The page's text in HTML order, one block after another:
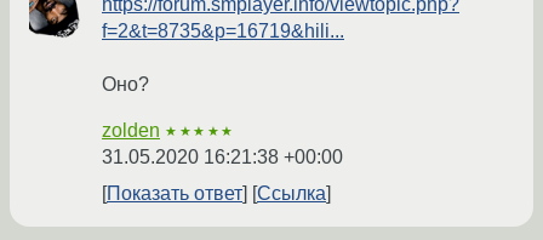
https://forum.smplayer.info/viewtopic.php?
f=2&t=8735&p=16719&hili...
Оно?
zolden ★★★★★
31.05.2020 16:21:38 +00:00
Показать ответ
Ссылка